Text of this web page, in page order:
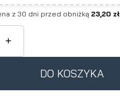
z 30 dni przed obniżką 23,20 zł
+
DO KOSZYKA